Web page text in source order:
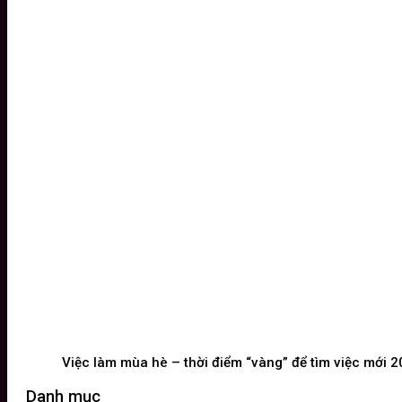
Việc làm mùa hè – thời điểm “vàng” để tìm việc mới
Danh mục